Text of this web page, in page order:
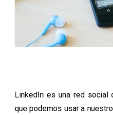
LinkedIn es una red social
que podemos usar a